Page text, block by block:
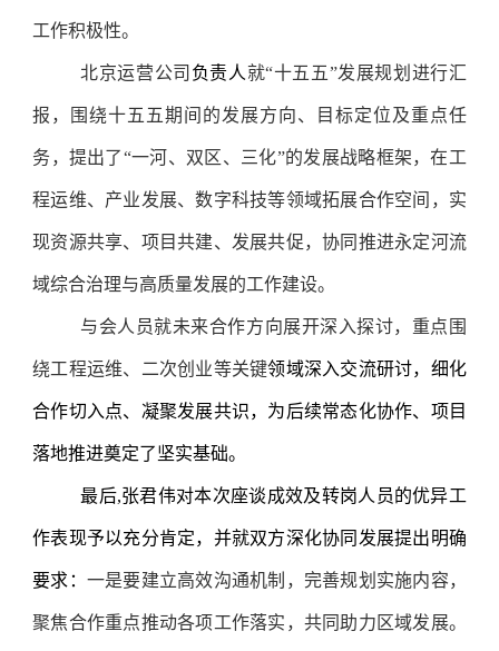
工作积极性。
北京运营公司 负责人就“十五五”发展规划进行汇
报，围绕十五五期间的发展方向、目标定位及重点任
务，提出了“一河、双区、三化”的发展战略框架，在工
程运维、产业发展、数字科技等领域拓展合作空间，实
现资源共享、项目共建、发展共促，协同推进永定河流
域综合治理与高质量发展的工作建设。
与会人员就未来合作方向展开深入探讨，重点围
绕工程运维、二次创业等关键领域深入交流研讨，细化
合作切入点、凝聚发展共识，为后续常态化协作、项目
落地推进奠定了坚实基础。
最后,张君伟对本次座谈成效及转岗人员的优异工
作表现予以充分肯定，并就双方深化协同发展提出明确
要求： 一是要建立高效沟通机制，完善规划实施内容，
聚焦合作重点推动各项工作落实，共同助力区域发展。